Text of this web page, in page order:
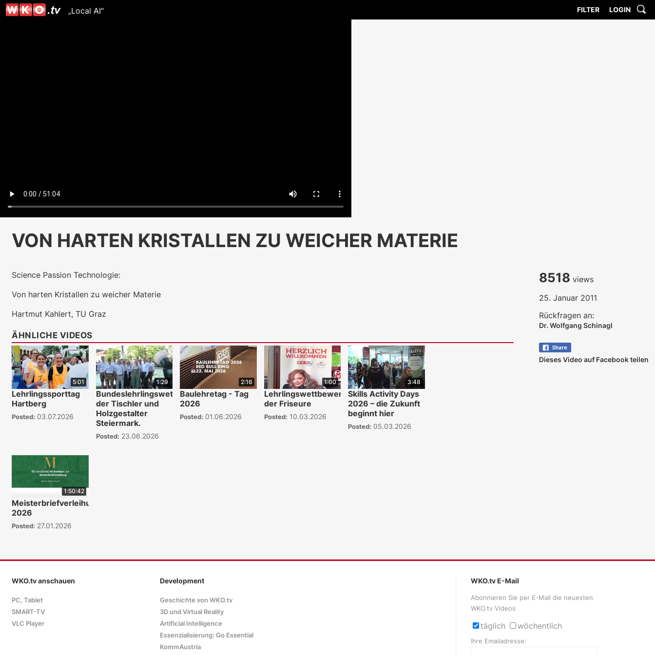
„Local AI“ FILTER LOGIN
VON HARTEN KRISTALLEN ZU WEICHER MATERIE
Science Passion Technologie:
Von harten Kristallen zu weicher Materie
Hartmut Kahlert, TU Graz
ÄHNLICHE VIDEOS
5:01
Lehrlingssporttag
Hartberg
Posted: 03.07.2026
1:29
Bundeslehrlingswettbewerb
der Tischler und
Holzgestalter
Steiermark.
Posted: 23.06.2026
2:16
Baulehretag - Tag
2026
Posted: 01.06.2026
1:00
Lehrlingswettbewerb
der Friseure
Posted: 10.03.2026
3:48
Skills Activity Days
2026 – die Zukunft
beginnt hier
Posted: 05.03.2026
1:50:42
Meisterbriefverleihung
2026
Posted: 27.01.2026
8518 views
25. Januar 2011
Rückfragen an:
Dr. Wolfgang Schinagl
Dieses Video auf Facebook teilen
WKO.tv anschauen
PC, Tablet
SMART-TV
VLC Player
Development
Geschichte von WKO.tv
3D und Virtual Reality
Artificial Intelligence
Essenzialisierung: Go Essential
KommAustria
WKO.tv E-Mail
Abonnieren Sie per E-Mail die neuesten
WKO.tv Videos
täglich wöchentlich
Ihre Emailadresse: